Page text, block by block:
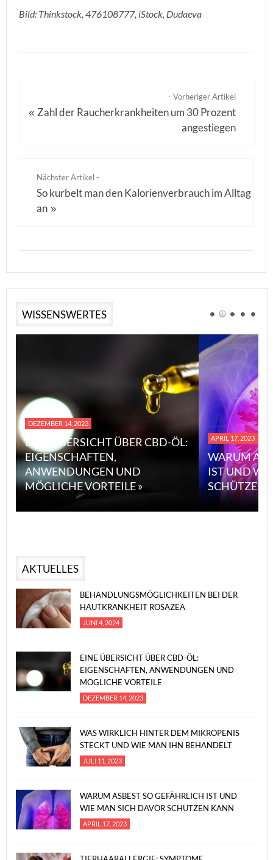
Bild: Thinkstock, 476108777, iStock, Dudaeva
- Vorheriger Artikel
«Zahl der Raucherkrankheiten um 30 Prozent
angestiegen
Nächster Artikel -
So kurbelt man den Kalorienverbrauch im Alltag
an »
WISSENSWERTES
DEZEMBER 14, 2023
EINE ÜBERSICHT ÜBER CBD-ÖL:
EIGENSCHAFTEN,
ANWENDUNGEN UND
MÖGLICHE VORTEILE »
APRIL 17, 2023
WARUM
IST UND
SCHÜTZEN
AKTUELLES
BEHANDLUNGSMÖGLICHKEITEN BEI DER
HAUTKRANKHEIT ROSAZEA
JUNI 4, 2024
EINE ÜBERSICHT ÜBER CBD-ÖL:
EIGENSCHAFTEN, ANWENDUNGEN UND
MÖGLICHE VORTEILE
DEZEMBER 14, 2023
WAS WIRKLICH HINTER DEM MIKROPENIS
STECKT UND WIE MAN IHN BEHANDELT
JULI 11, 2023
WARUM ASBEST SO GEFÄHRLICH IST UND
WIE MAN SICH DAVOR SCHÜTZEN KANN
APRIL 17, 2023